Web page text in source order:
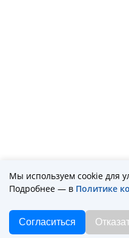
Мы используем cookie для
Подробнее — в Политике
Согласиться